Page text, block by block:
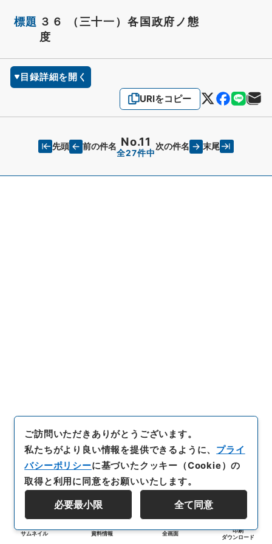
標題 ３６ （三十一）各国政府ノ態
度
目録詳細を開く
URIをコピー
先頭 前の件名 No.11
全27件中
次の件名 末尾
サムネイル 資料情報 全画面
印刷
ダウンロード
ご訪問いただきありがとうございます。
私たちがより良い情報を提供できるように、 プライ
バシーポリシーに基づいたクッキー（Cookie）の
取得と利用に同意をお願いいたします。
必要最小限 全て同意